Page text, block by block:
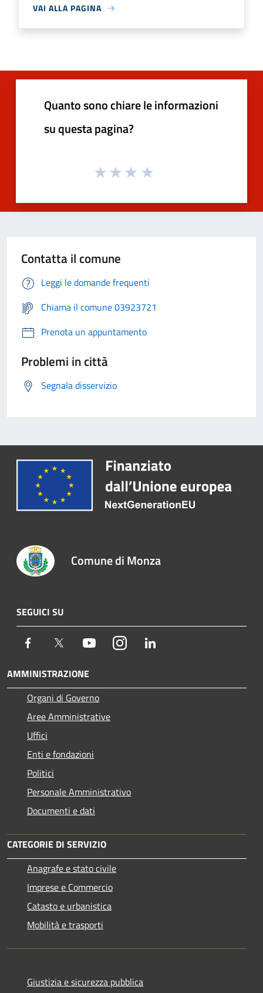
VAI ALLA PAGINA
Quanto sono chiare le informazioni
su questa pagina?
Contatta il comune
Leggi le domande frequenti
Chiama il comune 03923721
Prenota un appuntamento
Problemi in città
Segnala disservizio
Comune di Monza
SEGUICI SU
Facebook Twitter YoutubeInstagram
AMMINISTRAZIONE
Organi di Governo
Aree Amministrative
Uffici
Enti e fondazioni
Politici
Personale Amministrativo
Documenti e dati
CATEGORIE DI SERVIZIO
Anagrafe e stato civile
Imprese e Commercio
Catasto e urbanistica
Mobilità e trasporti
Giustizia e sicurezza pubblica